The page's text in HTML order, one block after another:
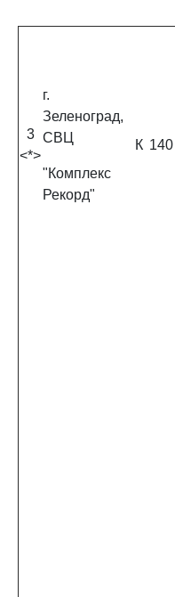
3
<*>
г.
Зеленоград,
СВЦ
"Комплекс
Рекорд"
К 140